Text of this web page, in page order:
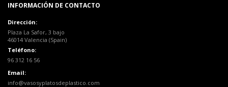
INFORMACIÓN DE CONTACTO
Dirección:
Plaza La Safor, 3 bajo
46014 Valencia (Spain)
Teléfono:
96 312 16 56
Email:
info@vasosyplatosdeplastico.com